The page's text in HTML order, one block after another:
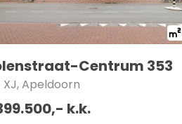
Centrum 353
XJ, Apeldoorn
k.k.